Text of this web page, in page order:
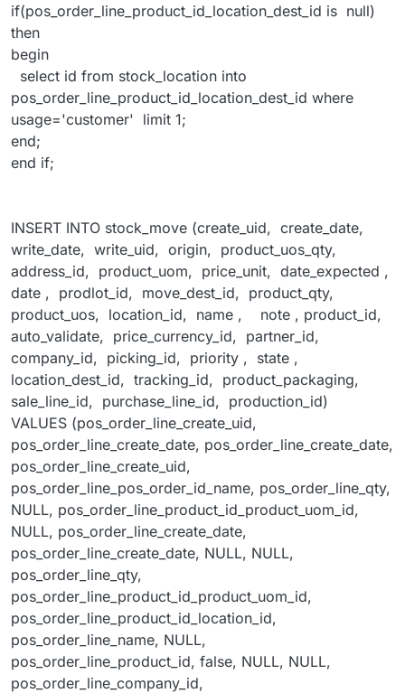
if(pos_order_line_product_id_location_dest_id is null)
then
begin
select id from stock_location into
pos_order_line_product_id_location_dest_id where
usage='customer' limit 1;
end;
end if;
INSERT INTO stock_move (create_uid, create_date,
write_date, write_uid, origin, product_uos_qty,
address_id, product_uom, price_unit, date_expected ,
date , prodlot_id, move_dest_id, product_qty,
product_uos, location_id, name , note , product_id,
auto_validate, price_currency_id, partner_id,
company_id, picking_id, priority , state ,
location_dest_id, tracking_id, product_packaging,
sale_line_id, purchase_line_id, production_id)
VALUES (pos_order_line_create_uid,
pos_order_line_create_date, pos_order_line_create_date,
pos_order_line_create_uid,
pos_order_line_pos_order_id_name, pos_order_line_qty,
NULL, pos_order_line_product_id_product_uom_id,
NULL, pos_order_line_create_date,
pos_order_line_create_date, NULL, NULL,
pos_order_line_qty,
pos_order_line_product_id_product_uom_id,
pos_order_line_product_id_location_id,
pos_order_line_name, NULL,
pos_order_line_product_id, false, NULL, NULL,
pos_order_line_company_id,